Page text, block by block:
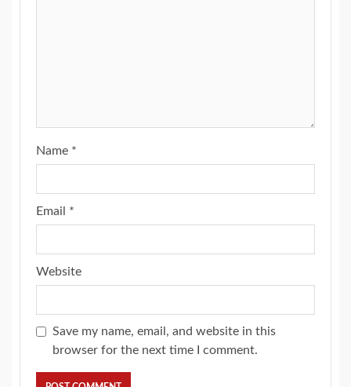
Name *
Email *
Website
Save my name, email, and website in this
browser for the next time I comment.